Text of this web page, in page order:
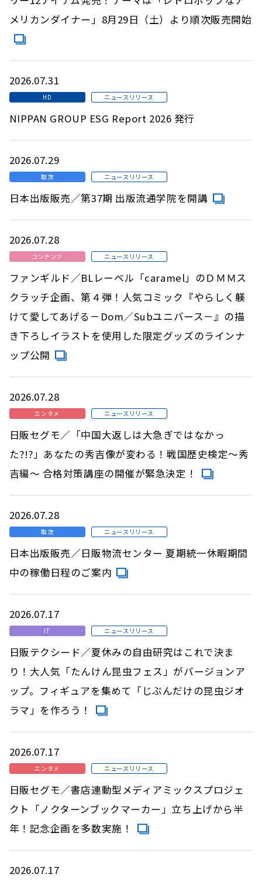
メリカンダイナー」8月29日（土）より順次販売開始
2026.07.31
HD ニュースリリース
NIPPAN GROUP ESG Report 2026 発行
2026.07.29
取次 ニュースリリース
日本出版販売／第37期 出版流通学院を開講
2026.07.28
コンテンツ ニュースリリース
ファンギルド／BLレーベル「caramel」のＤＭＭス
クラッチ企画、第４弾！人気コミック『やらしく躾
けて愛してあげる－Dom／Subユニバース－』の描
き下ろしイラストを使用した限定グッズのラインナ
ップ公開
2026.07.28
エンタメ ニュースリリース
日販セグモ／「中国大返しは大急ぎではなかっ
た?!?」あなたの秀吉像が変わる！戦国歴史検定～秀
吉編～ 合格対策講座の開催が緊急決定！
2026.07.28
取次 ニュースリリース
日本出版販売／日販物流センター 夏期統一休暇期間
中の稼働日程のご案内
2026.07.17
IT ニュースリリース
日販テクシード／夏休みの自由研究はこれで決ま
り！大人気「たんけん昆虫フェス」がバージョンア
ップ。フィギュアを集めて「じぶんだけの昆虫ジオ
ラマ」を作ろう！
2026.07.17
エンタメ ニュースリリース
日販セグモ／書店連動型メディアミックスプロジェ
クト「ノクターンブックマーカー」立ち上げから半
年！記念企画を多数実施！
2026.07.17